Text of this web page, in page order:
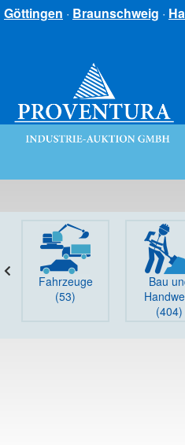
Göttingen · Braunschweig ·
Fahrzeuge
(53)
Bau
(404)